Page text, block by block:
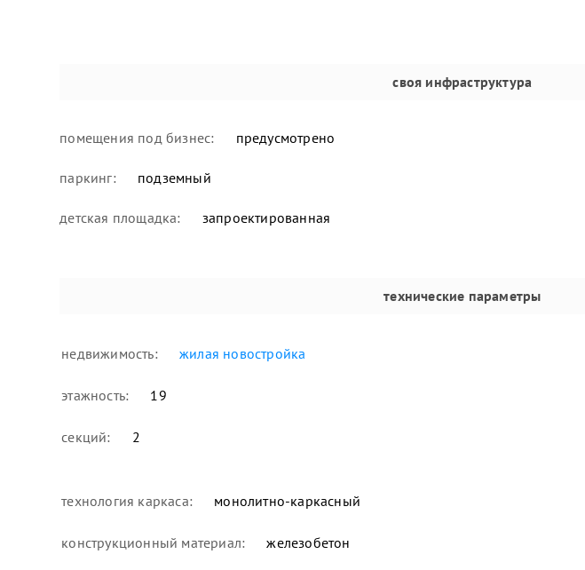
своя инфраструктура
помещения под бизнес: предусмотрено
паркинг: подземный
детская площадка: запроектированная
технические параметры
недвижимость: жилая новостройка
этажность: 19
секций: 2
технология каркаса: монолитно-каркасный
конструкционный материал: железобетон